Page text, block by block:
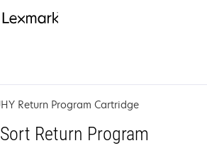
Return Program Cartridge
Return Program